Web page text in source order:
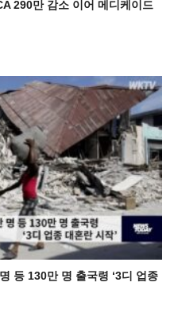
290만 감소 이어 메디케이드
등 130만 명 출국령 ‘3디 업종